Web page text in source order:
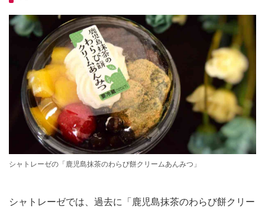
シャトレーゼの「鹿児島抹茶のわらび餅クリームあんみつ」
シャトレーゼでは、過去に「鹿児島抹茶のわらび餅クリー